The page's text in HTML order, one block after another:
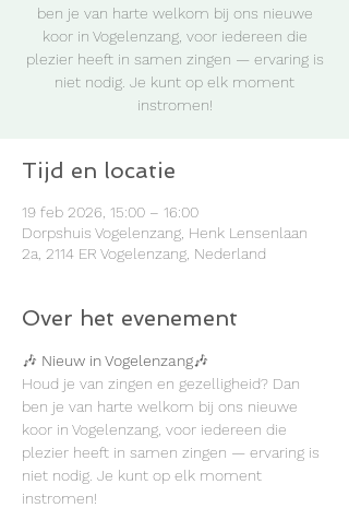
ben je van harte welkom bij ons nieuwe
koor in Vogelenzang, voor iedereen die
plezier heeft in samen zingen — ervaring is
niet nodig. Je kunt op elk moment
instromen!
Tijd en locatie
19 feb 2026, 15:00 – 16:00
Dorpshuis Vogelenzang, Henk Lensenlaan
2a, 2114 ER Vogelenzang, Nederland
Over het evenement
🎶 Nieuw in Vogelenzang🎶
Houd je van zingen en gezelligheid? Dan
ben je van harte welkom bij ons nieuwe
koor in Vogelenzang, voor iedereen die
plezier heeft in samen zingen — ervaring is
niet nodig. Je kunt op elk moment
instromen!